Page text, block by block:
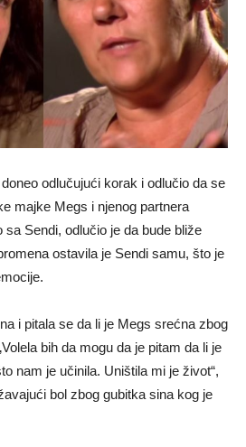
odlučujući korak i odlučio da se
majke Megs i njenog partnera
Sendi, odlučio je da bude bliže
ostavila je Sendi samu, što je
i pitala se da li je Megs srećna zbog
bih da mogu da je pitam da li je
nam je učinila. Uništila mi je život“,
bol zbog gubitka sina kog je